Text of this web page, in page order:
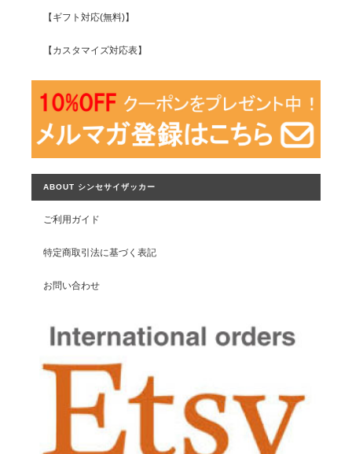
【ギフト対応(無料)】
【カスタマイズ対応表】
ABOUT シンセサイザッカー
ご利用ガイド
特定商取引法に基づく表記
お問い合わせ